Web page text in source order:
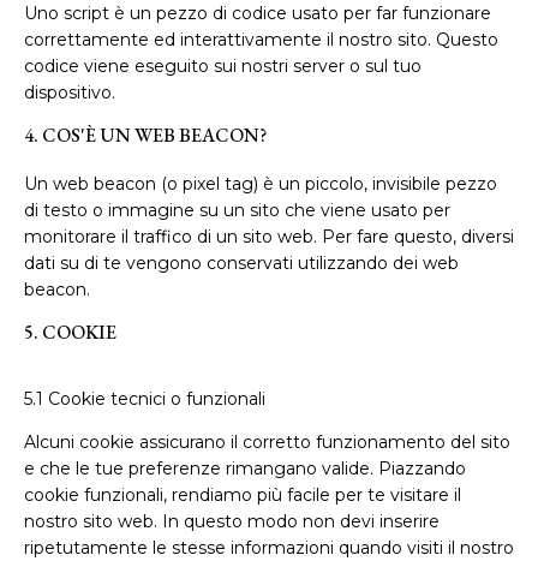
Uno script è un pezzo di codice usato per far funzionare
correttamente ed interattivamente il nostro sito. Questo
codice viene eseguito sui nostri server o sul tuo
dispositivo.
4. COS'È UN WEB BEACON?
Un web beacon (o pixel tag) è un piccolo, invisibile pezzo
di testo o immagine su un sito che viene usato per
monitorare il traffico di un sito web. Per fare questo, diversi
dati su di te vengono conservati utilizzando dei web
beacon.
5. COOKIE
5.1 Cookie tecnici o funzionali
Alcuni cookie assicurano il corretto funzionamento del sito
e che le tue preferenze rimangano valide. Piazzando
cookie funzionali, rendiamo più facile per te visitare il
nostro sito web. In questo modo non devi inserire
ripetutamente le stesse informazioni quando visiti il nostro